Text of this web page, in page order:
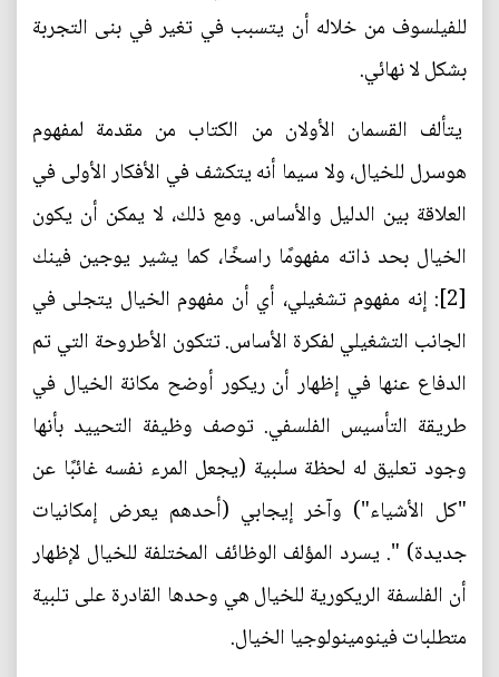
للفيلسوف من خلاله أن يتسبب في تغير في بنى التجربة
بشكل لا نهائي.
يتألف القسمان الأولان من الكتاب من مقدمة لمفهوم
هوسرل للخيال، ولا سيما أنه يتكشف في الأفكار الأولى في
العلاقة بين الدليل والأساس. ومع ذلك، لا يمكن أن يكون
الخيال بحد ذاته مفهومًا راسخًا، كما يشير يوجين فينك
[2]: إنه مفهوم تشغيلي، أي أن مفهوم الخيال يتجلى في
الجانب التشغيلي لفكرة الأساس. تتكون الأطروحة التي تم
الدفاع عنها في إظهار أن ريكور أوضح مكانة الخيال في
طريقة التأسيس الفلسفي. توصف وظيفة التحييد بأنها
وجود تعليق له لحظة سلبية (يجعل المرء نفسه غائبًا عن
"كل الأشياء") وآخر إيجابي (أحدهم يعرض إمكانيات
جديدة) ". يسرد المؤلف الوظائف المختلفة للخيال لإظهار
أن الفلسفة الريكورية للخيال هي وحدها القادرة على تلبية
متطلبات فينومينولوجيا الخيال.